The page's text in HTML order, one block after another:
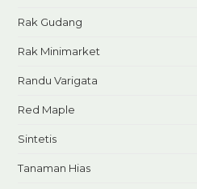
Rak Gudang
Rak Minimarket
Randu Varigata
Red Maple
Sintetis
Tanaman Hias